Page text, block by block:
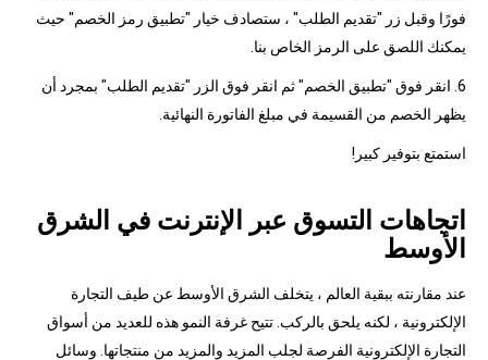
فورًا وقبل زر "تقديم الطلب" ، ستصادف خيار "تطبيق رمز الخصم" حيث
يمكنك اللصق على الرمز الخاص بنا.
6. انقر فوق "تطبيق الخصم" ثم انقر فوق الزر "تقديم الطلب" بمجرد أن
يظهر الخصم من القسيمة في مبلغ الفاتورة النهائية.
استمتع بتوفير كبير!
اتجاهات التسوق عبر الإنترنت في الشرق
الأوسط
عند مقارنته ببقية العالم ، يتخلف الشرق الأوسط عن طيف التجارة
الإلكترونية ، لكنه يلحق بالركب. تتيح غرفة النمو هذه للعديد من أسواق
التجارة الإلكترونية الفرصة لجلب المزيد والمزيد من منتجاتها. وسائل